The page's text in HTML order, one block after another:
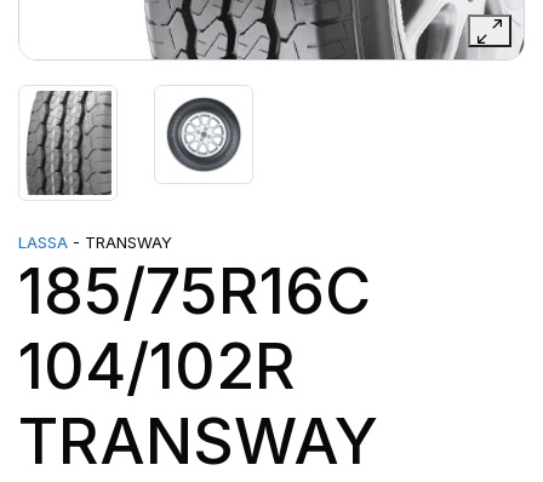
LASSA - TRANSWAY
185/75R16C
104/102R
TRANSWAY